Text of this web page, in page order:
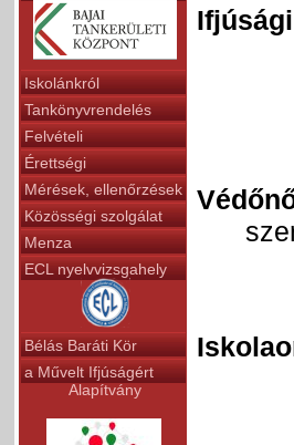
Iskolánkról
Tankönyvrendelés
Felvételi
Érettségi
Mérések, ellenőrzések
Közösségi szolgálat
Menza
ECL nyelvvizsgahely
Bélás Baráti Kör
a Művelt Ifjúságért
Alapítvány